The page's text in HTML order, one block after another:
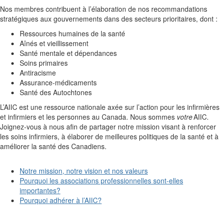
Nos membres contribuent à l’élaboration de nos recommandations
stratégiques aux gouvernements dans des secteurs prioritaires, dont :
Ressources humaines de la santé
Aînés et vieillissement
Santé mentale et dépendances
Soins primaires
Antiracisme
Assurance-médicaments
Santé des Autochtones
L’AIIC est une ressource nationale axée sur l’action pour les infirmières
et infirmiers et les personnes au Canada. Nous sommes votreAIIC.
Joignez-vous à nous afin de partager notre mission visant à renforcer
les soins infirmiers, à élaborer de meilleures politiques de la santé et à
améliorer la santé des Canadiens.
Notre mission, notre vision et nos valeurs
Pourquoi les associations professionnelles sont-elles
importantes?
Pourquoi adhérer à l’AIIC?